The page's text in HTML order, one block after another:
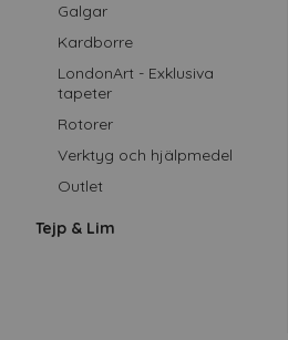
Galgar
Kardborre
LondonArt - Exklusiva
tapeter
Rotorer
Verktyg och hjälpmedel
Outlet
Tejp & Lim